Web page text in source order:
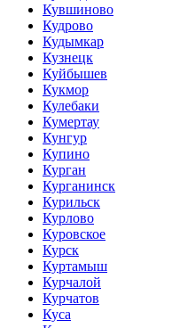
Кувшиново
Кудрово
Кудымкар
Кузнецк
Куйбышев
Кукмор
Кулебаки
Кумертау
Кунгур
Купино
Курган
Курганинск
Курильск
Курлово
Куровское
Курск
Куртамыш
Курчалой
Курчатов
Куса